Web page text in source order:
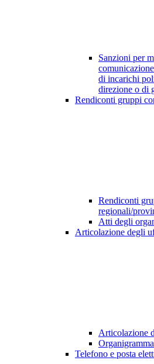
Sanzioni per
di incarichi
direzione o di
Rendiconti gruppi
Rendiconti
regionali/
Atti degli
Articolazione degli
Articolazione
Organigramma
Telefono e posta